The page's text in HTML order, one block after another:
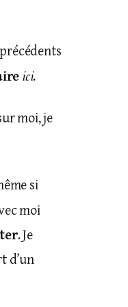
ici.
moi, je
si
moi
. Je
d’un